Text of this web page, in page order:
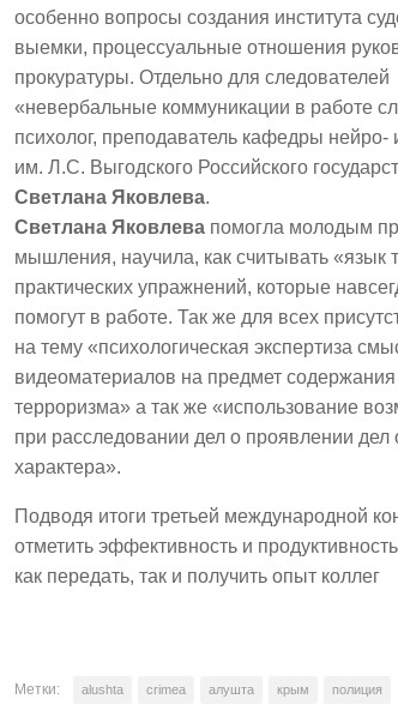
особенно вопросы создания института
выемки, процессуальные отношения
прокуратуры. Отдельно для
«невербальные коммуникации в работе
психолог, преподаватель кафедры нейро-
им. Л.С. Выгодского Российского
Светлана Яковлева.
Светлана Яковлева помогла молодым
мышления, научила, как считывать «язык
практических упражнений, которые
помогут в работе. Так же для всех
на тему «психологическая экспертиза
видеоматериалов на предмет
терроризма» а так же «использование
при расследовании дел о проявлении дел
характера».
Подводя итоги третьей международной
отметить эффективность и
как передать, так и получить опыт коллег
Метки: alushta crimea алушта крым полиция